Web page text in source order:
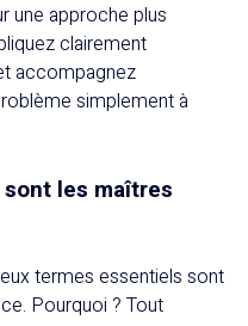
une approche plus
clairement
accompagnez
simplement à
les maîtres
termes essentiels sont
Pourquoi ? Tout